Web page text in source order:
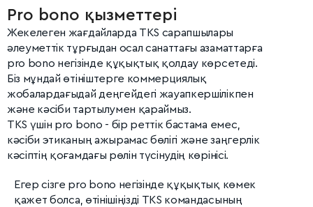
Pro bono қызметтері
Жекелеген жағдайларда TKS сарапшылары
әлеуметтік тұрғыдан осал санаттағы азаматтарға
pro bono негізінде құқықтық қолдау көрсетеді.
Біз мұндай өтініштерге коммерциялық
жобалардағыдай деңгейдегі жауапкершілікпен
және кәсіби тартылумен қараймыз.
TKS үшін pro bono - бір реттік бастама емес,
кәсіби этиканың ажырамас бөлігі және заңгерлік
кәсіптің қоғамдағы рөлін түсінудің көрінісі.
Егер сізге pro bono негізінде құқықтық көмек
қажет болса, өтінішіңізді TKS командасының